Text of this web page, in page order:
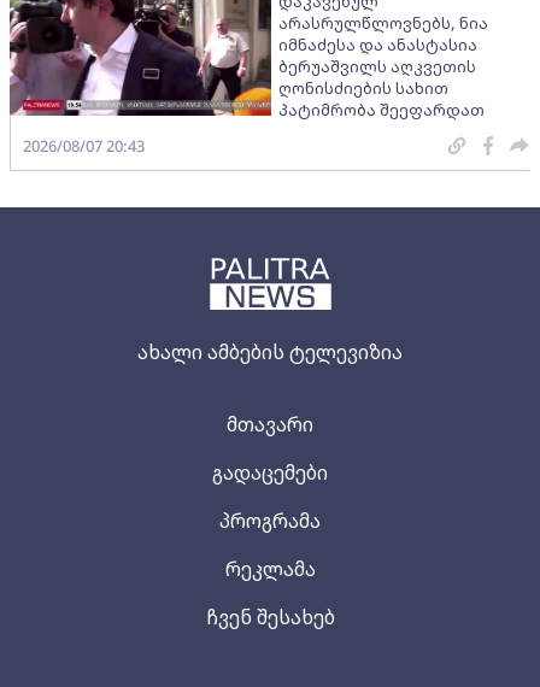
ახალი ამბების ტელევიზია
მთავარი
გადაცემები
პროგრამა
რეკლამა
ჩვენ შესახებ
არასრულწლოვნებს, ნია
იმნაძესა და ანასტასია
ბერუაშვილს აღკვეთის
ღონისძიების სახით
პატიმრობა შეეფარდათ
2026/08/07 20:43